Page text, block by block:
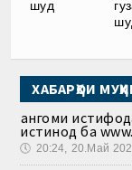
шуд
ХАБАРҲОИ
Ҳангоми
истинод ба
🕔 20:24, 20.Май